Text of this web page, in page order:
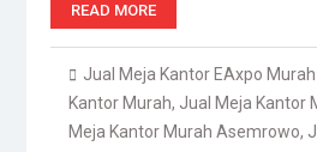
READ MORE
Jual Meja Kantor EAxpo
Kantor Murah, Jual Meja Kantor
Meja Kantor Murah Asemrowo,